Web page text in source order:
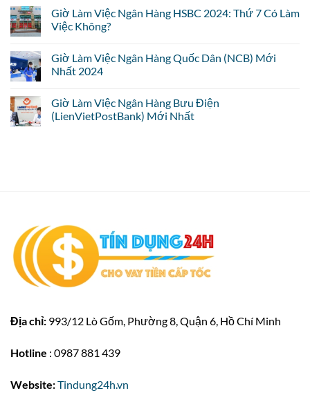
Giờ Làm Việc Ngân Hàng HSBC 2024: Thứ 7 Có Làm
Việc Không?
Giờ Làm Việc Ngân Hàng Quốc Dân (NCB) Mới
Nhất 2024
Giờ Làm Việc Ngân Hàng Bưu Điện
(LienVietPostBank) Mới Nhất
Địa chỉ: 993/12 Lò Gốm, Phường 8, Quận 6, Hồ Chí Minh
Hotline : 0987 881 439
Website:Tindung24h.vn